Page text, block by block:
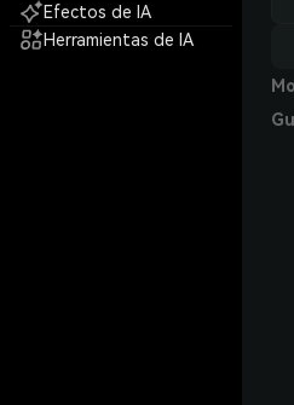
Efectos de IA
Herramientas de IA